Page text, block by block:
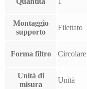
Montaggio
supporto
Filettato
Forma filtro Circolare
Unità di
misura
Unità